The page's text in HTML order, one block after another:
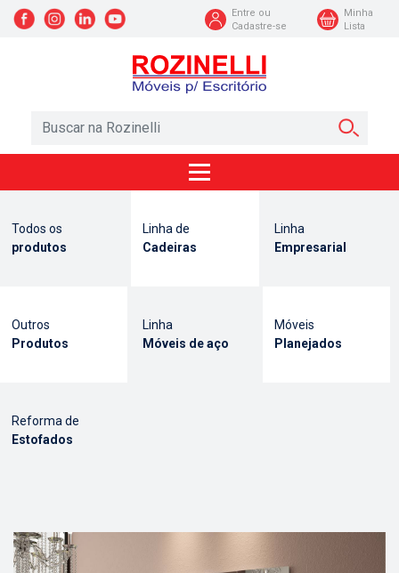
Entre ou
Cadastre-se
Minha
Lista
Todos os
produtos
Linha de
Cadeiras
Linha
Empresarial
Outros
Produtos
Linha
Móveis de aço
Móveis
Planejados
Reforma de
Estofados